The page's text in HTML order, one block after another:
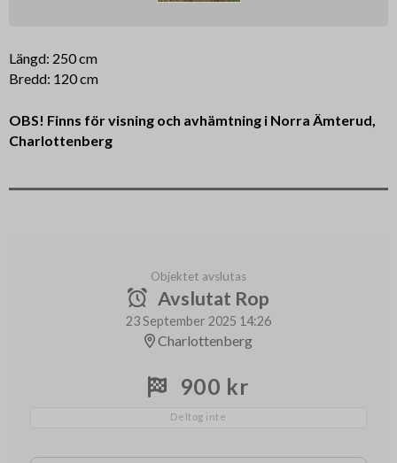
Längd: 250 cm
Bredd: 120 cm
OBS! Finns för visning och avhämtning i Norra Ämterud,
Charlottenberg
Objektet avslutas
Avslutat Rop
23 September 2025 14:26
Charlottenberg
900 kr
Deltog inte